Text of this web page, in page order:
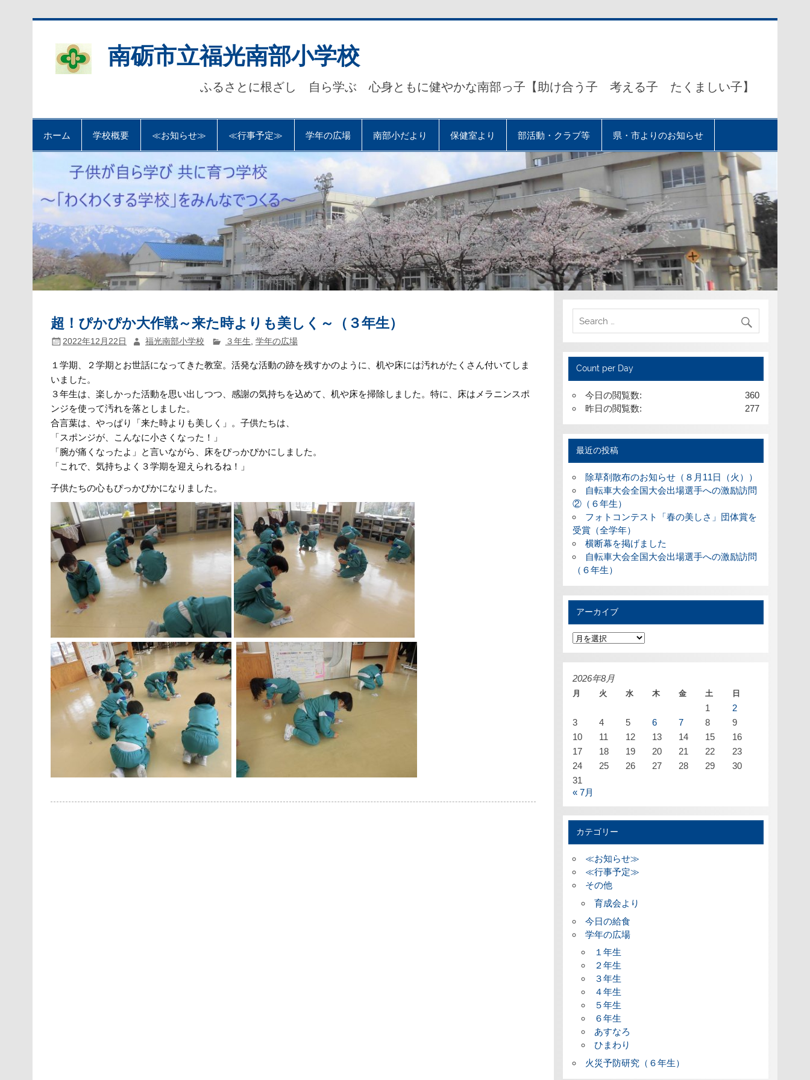
南砺市立福光南部小学校
ふるさとに根ざし 自ら学ぶ 心身ともに健やかな南部っ子【助け合う子 考える子 たくましい子】
ホーム 学校概要 ≪お知らせ≫ ≪行事予定≫ 学年の広場 南部小だより 保健室より 部活動・クラブ等 県・市よりのお知らせ
超！ぴかぴか大作戦～来た時よりも美しく～（３年生）
2022年12月22日 福光南部小学校 ３年生 学年の広場
１学期、２学期とお世話になってきた教室。活発な活動の跡を残すかのように、机や床には汚れがたくさん付いてしま
いました。
３年生は、楽しかった活動を思い出しつつ、感謝の気持ちを込めて、机や床を掃除しました。特に、床はメラニンスポ
ンジを使って汚れを落としました。
合言葉は、やっぱり「来た時よりも美しく」。子供たちは、
「スポンジが、こんなに小さくなった！」
「腕が痛くなったよ」と言いながら、床をぴっかぴかにしました。
「これで、気持ちよく３学期を迎えられるね！」
子供たちの心もぴっかぴかになりました。
Count per Day
360
今日の閲覧数:
277
昨日の閲覧数:
最近の投稿
除草剤散布のお知らせ（８月11日（火））
自転車大会全国大会出場選手への激励訪問
②（６年生）
フォトコンテスト「春の美しさ」団体賞を
受賞（全学年）
横断幕を掲げました
自転車大会全国大会出場選手への激励訪問
（６年生）
アーカイブ
ア
ー
カ
イ
2026年8月
月 火 水 木 金 土 日
1
2
3
4 5 6 7 8
9
10
11 12 13 14 15
16
17
18 19 20 21 22
23
24
25 26 27 28 29
30
31
« 7月
カテゴリー
≪お知らせ≫
≪行事予定≫
その他
育成会より
今日の給食
学年の広場
１年生
２年生
３年生
４年生
５年生
６年生
あすなろ
ひまわり
火災予防研究（６年生）